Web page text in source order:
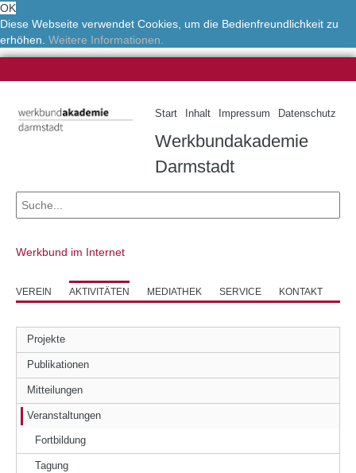
OK
Diese Webseite verwendet Cookies, um die Bedienfreundlichkeit zu
erhöhen. Weitere Informationen.
Start Inhalt Impressum Datenschutz
Werkbundakademie
Darmstadt
Werkbund im Internet
VEREIN AKTIVITÄTEN MEDIATHEK SERVICE KONTAKT
Projekte
Publikationen
Mitteilungen
Veranstaltungen
Fortbildung
Tagung